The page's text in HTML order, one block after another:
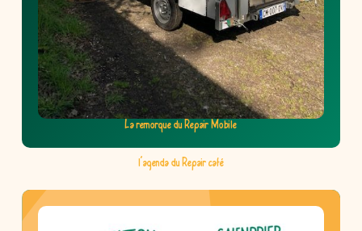
La remorque du Repair Mobile
l’agenda du Repair café